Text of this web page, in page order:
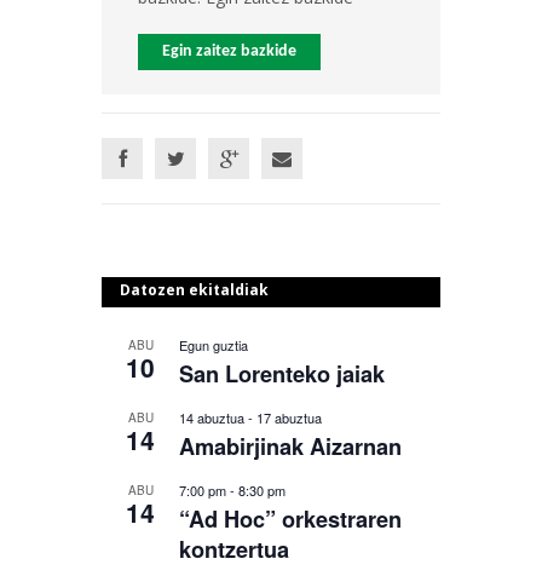
Egin zaitez bazkide
Datozen ekitaldiak
ABU
10
Egun guztia
San Lorenteko jaiak
ABU
14
14 abuztua- 17 abuztua
Amabirjinak Aizarnan
ABU
14
7:00 pm- 8:30 pm
“Ad Hoc” orkestraren
kontzertua